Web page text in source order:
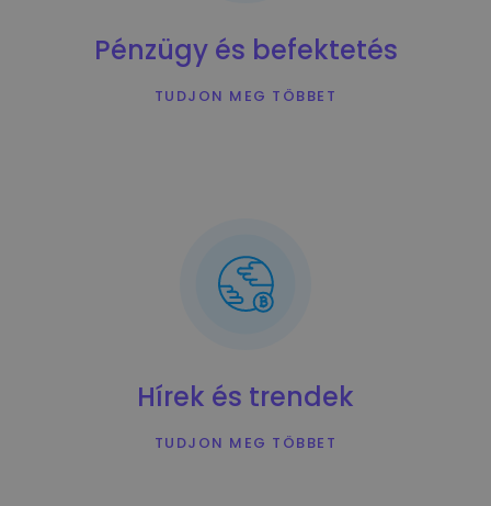
Pénzügy és befektetés
TUDJON MEG TÖBBET
Hírek és trendek
TUDJON MEG TÖBBET